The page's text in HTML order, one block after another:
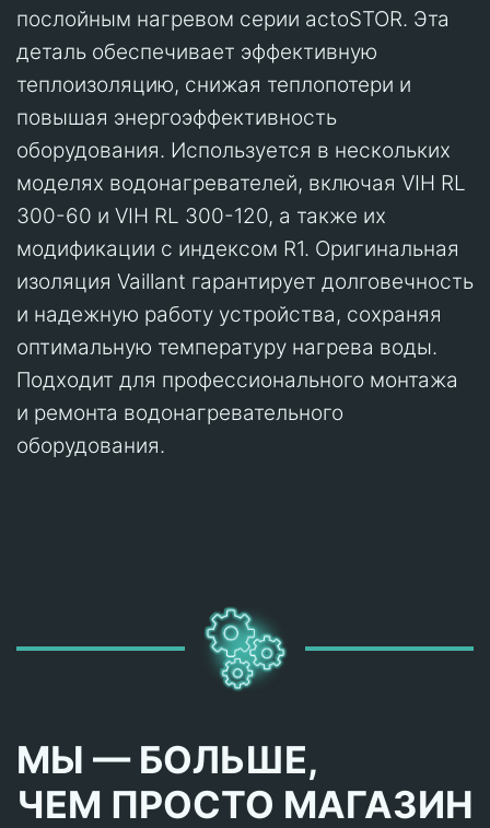
послойным нагревом серии actoSTOR. Эта
деталь обеспечивает эффективную
теплоизоляцию, снижая теплопотери и
повышая энергоэффективность
оборудования. Используется в нескольких
моделях водонагревателей, включая VIH RL
300-60 и VIH RL 300-120, а также их
модификации с индексом R1. Оригинальная
изоляция Vaillant гарантирует долговечность
и надежную работу устройства, сохраняя
оптимальную температуру нагрева воды.
Подходит для профессионального монтажа
и ремонта водонагревательного
оборудования.
МЫ — БОЛЬШЕ,
ЧЕМ ПРОСТО МАГАЗИН